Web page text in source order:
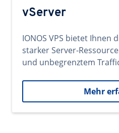
vServer
IONOS VPS bietet Ihnen
starker Server-
und unbegrenztem
Mehr